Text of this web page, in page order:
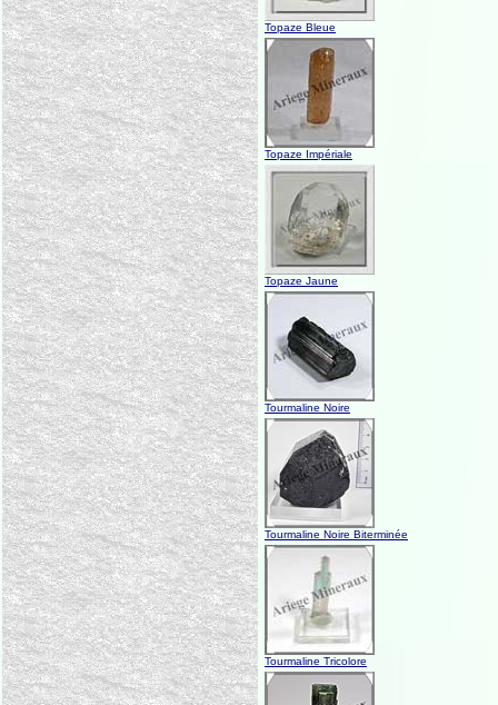
Topaze Bleue
Topaze Impériale
Topaze Jaune
Tourmaline Noire
Tourmaline Noire Biterminée
Tourmaline Tricolore